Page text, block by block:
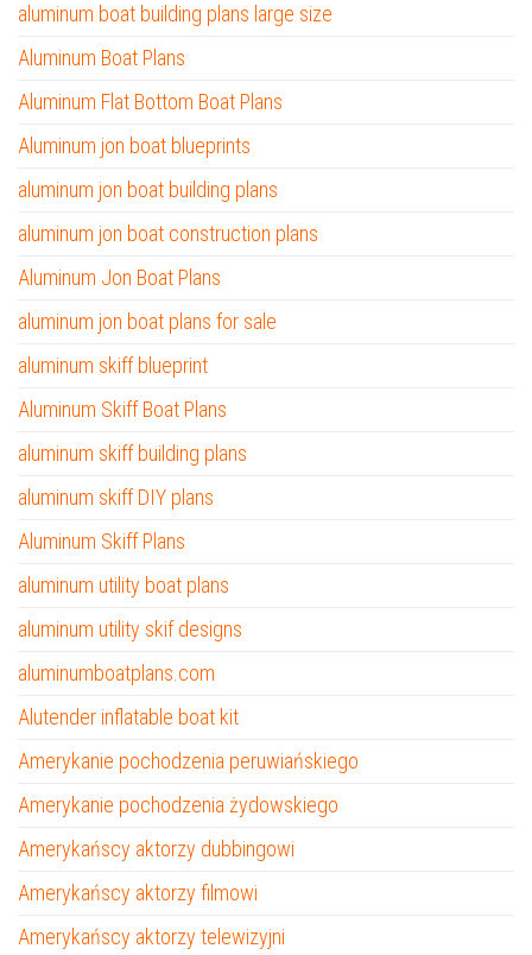
aluminum boat building plans large size
Aluminum Boat Plans
Aluminum Flat Bottom Boat Plans
Aluminum jon boat blueprints
aluminum jon boat building plans
aluminum jon boat construction plans
Aluminum Jon Boat Plans
aluminum jon boat plans for sale
aluminum skiff blueprint
Aluminum Skiff Boat Plans
aluminum skiff building plans
aluminum skiff DIY plans
Aluminum Skiff Plans
aluminum utility boat plans
aluminum utility skif designs
aluminumboatplans.com
Alutender inflatable boat kit
Amerykanie pochodzenia peruwiańskiego
Amerykanie pochodzenia żydowskiego
Amerykańscy aktorzy dubbingowi
Amerykańscy aktorzy filmowi
Amerykańscy aktorzy telewizyjni